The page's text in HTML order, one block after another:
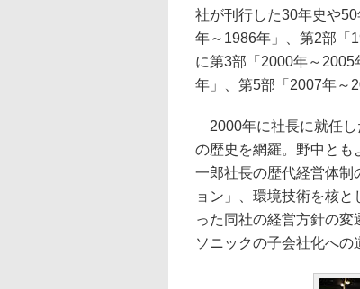
社が刊行した30年史や
年～1986年」、第2部「
に第3部「2000年～
年」、第5部「2007年～
2000年に社長に就任し
の歴史を網羅。野中とも
一郎社長の歴代経営体制
ョン」、環境技術を核
った同社の経営方針の
ソニックの子会社化への